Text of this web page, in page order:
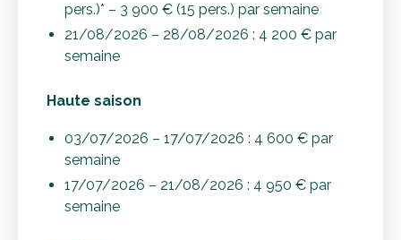
pers.)* – 3 900 € (15 pers.) par semaine
21/08/2026 – 28/08/2026 : 4 200 € par
semaine
Haute saison
03/07/2026 – 17/07/2026 : 4 600 € par
semaine
17/07/2026 – 21/08/2026 : 4 950 € par
semaine